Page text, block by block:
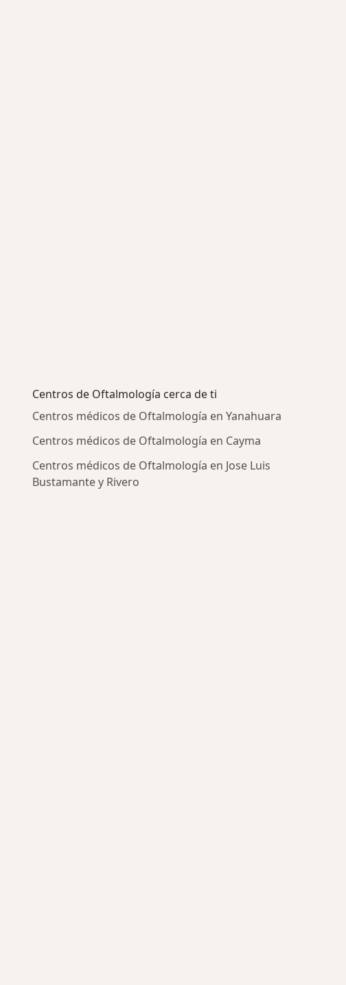
Centros de Oftalmología cerca de ti
Centros médicos de Oftalmología en Yanahuara
Centros médicos de Oftalmología en Cayma
Centros médicos de Oftalmología en Jose Luis
Bustamante y Rivero